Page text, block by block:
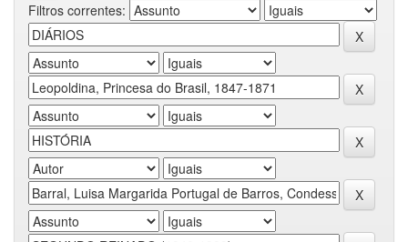
Filtros correntes: